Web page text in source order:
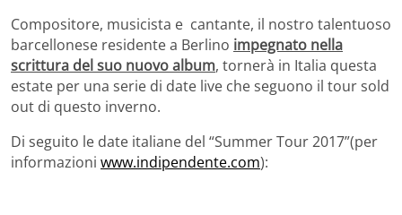
Compositore, musicista e cantante, il nostro talentuoso
barcellonese residente a Berlino impegnato nella
scrittura del suo nuovo album, tornerà in Italia questa
estate per una serie di date live che seguono il tour sold
out di questo inverno.
Di seguito le date italiane del “Summer Tour 2017”(per
informazioni www.indipendente.com):